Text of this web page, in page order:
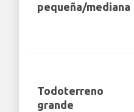
pequeña/mediana
Todoterreno
grande